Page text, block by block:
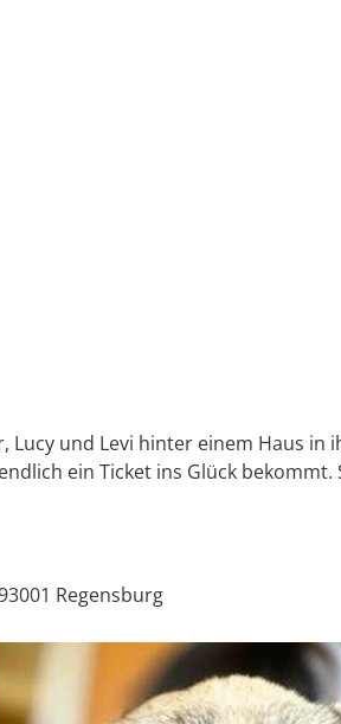
und Levi hinter einem Haus
ein Ticket ins Glück bekommt.
Regensburg